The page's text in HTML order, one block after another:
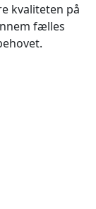
kvaliteten på
fælles